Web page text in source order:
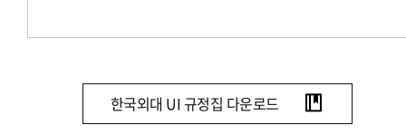
한국외대 UI 규정집 다운로드